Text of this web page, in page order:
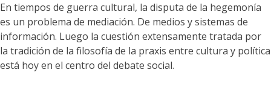
En tiempos de guerra cultural, la disputa de la hegemonía
es un problema de mediación. De medios y sistemas de
información. Luego la cuestión extensamente tratada por
la tradición de la filosofía de la praxis entre cultura y política
está hoy en el centro del debate social.